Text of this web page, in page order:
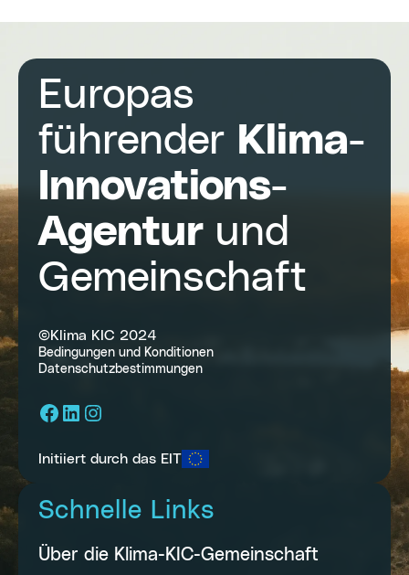
Europas
führender Klima-
Innovations-
Agentur und
Gemeinschaft
©Klima KIC 2024
Bedingungen und Konditionen
Datenschutzbestimmungen
Facebook
LinkedIn
Instagram
Initiiert durch das EIT
Schnelle Links
Über die Klima-KIC-Gemeinschaft